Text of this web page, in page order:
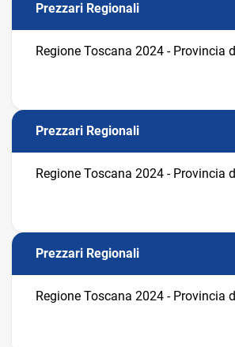
Prezzari Regionali
Regione Toscana 2024 - Provincia
Prezzari Regionali
Regione Toscana 2024 - Provincia
Prezzari Regionali
Regione Toscana 2024 - Provincia